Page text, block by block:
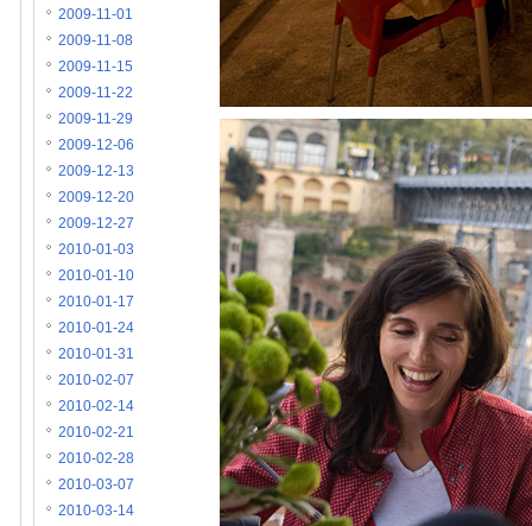
2009-11-01
2009-11-08
2009-11-15
2009-11-22
2009-11-29
2009-12-06
2009-12-13
2009-12-20
2009-12-27
2010-01-03
2010-01-10
2010-01-17
2010-01-24
2010-01-31
2010-02-07
2010-02-14
2010-02-21
2010-02-28
2010-03-07
2010-03-14